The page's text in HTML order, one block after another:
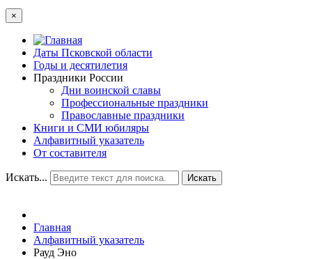
×
Даты Псковской области
Годы и десятилетия
Праздники России
Дни воинской славы
Профессиональные праздники
Православные праздники
Книги и СМИ юбиляры
Алфавитный указатель
От составителя
Искать... Искать
Главная
Алфавитный указатель
Рауд Эно